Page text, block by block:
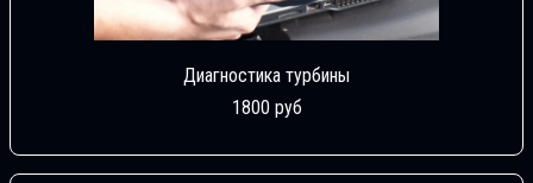
Диагностика турбины
1800 руб